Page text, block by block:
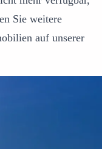
Sie weitere
auf unserer